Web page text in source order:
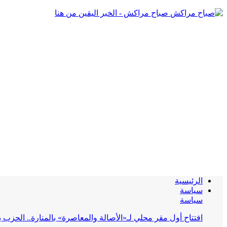
صباح مراكش - الخبر اليقين من هنا
الرئيسية
سياسة
سياسة
افتتاح أول مقر محلي لـ«الأصالة والمعاصرة» بالمنارة..